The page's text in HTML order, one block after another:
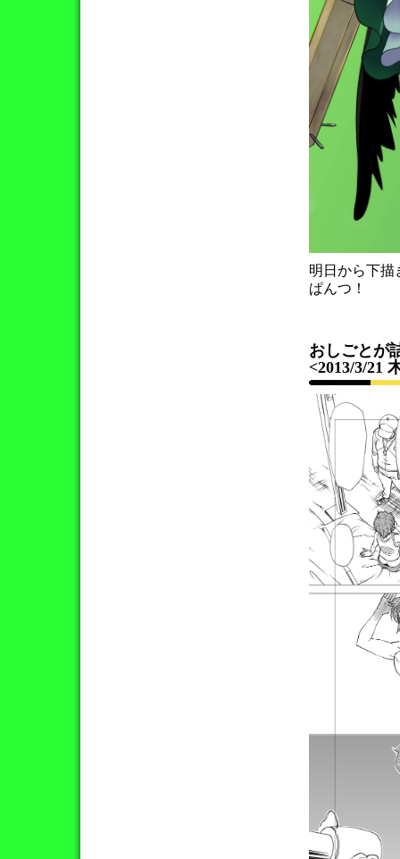
明日から下描
ぱんつ！
おしごとが
<2013/3/21